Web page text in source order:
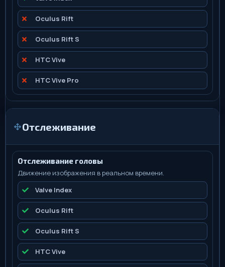
Oculus Rift
Oculus Rift S
HTC Vive
HTC Vive Pro
Отслеживание
Отслеживание головы
Движение изображения в реальном времени.
Valve Index
Oculus Rift
Oculus Rift S
HTC Vive